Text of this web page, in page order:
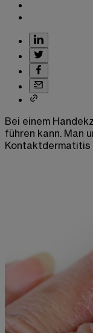
Bei einem
führen kann. Man
Kontaktdermatitis